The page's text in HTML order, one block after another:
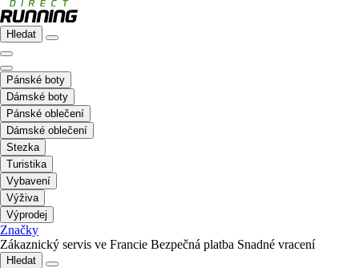
Hledat
Pánské boty
Dámské boty
Pánské oblečení
Dámské oblečení
Stezka
Turistika
Vybavení
Výživa
Výprodej
Značky
Zákaznický servis ve Francie Bezpečná platba Snadné vracení
Hledat